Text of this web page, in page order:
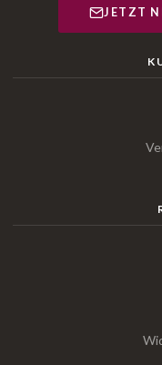
JETZT